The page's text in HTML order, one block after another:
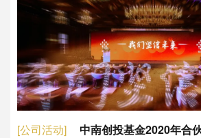
[公司活动]
中南创投基金2020年合